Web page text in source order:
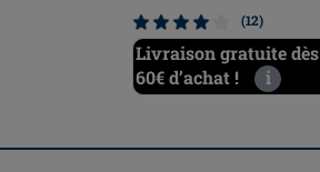
(12)
Livraison gratuite dès
60€ d’achat !
i